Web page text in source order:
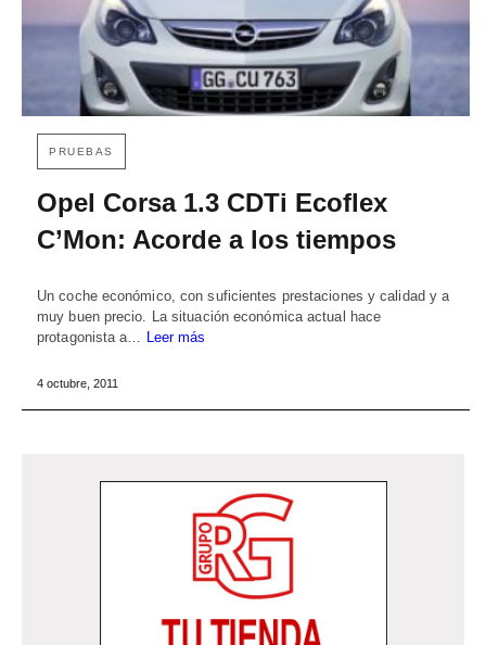
PRUEBAS
Opel Corsa 1.3 CDTi Ecoflex
C’Mon: Acorde a los tiempos
Un coche económico, con suficientes prestaciones y calidad y a
muy buen precio. La situación económica actual hace
protagonista a… Leer más
4 octubre, 2011